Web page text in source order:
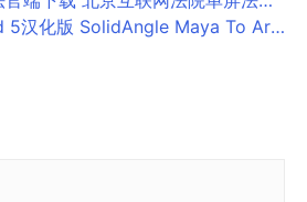
Maya To Arnold(MtoA) 5.1.1 汉化补丁 V1.23 中文最终版